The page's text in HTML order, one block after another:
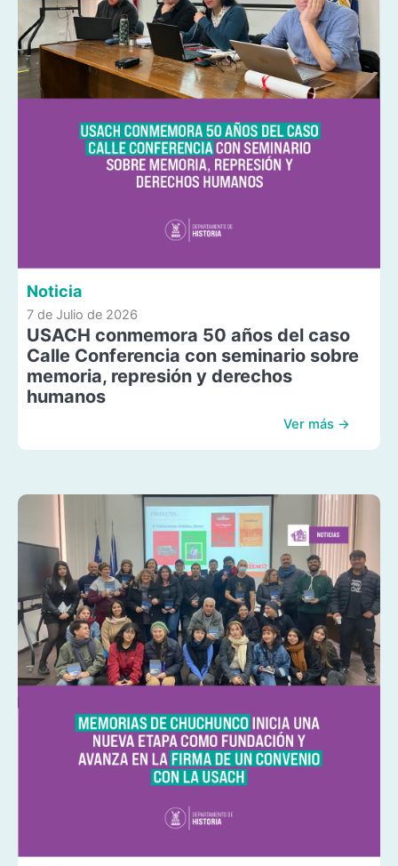
Noticia
7 de Julio de 2026
USACH conmemora 50 años del caso
Calle Conferencia con seminario sobre
memoria, represión y derechos
humanos
Ver más →